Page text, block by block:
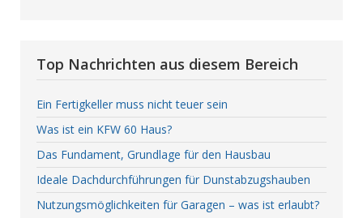
Top Nachrichten aus diesem Bereich
Ein Fertigkeller muss nicht teuer sein
Was ist ein KFW 60 Haus?
Das Fundament, Grundlage für den Hausbau
Ideale Dachdurchführungen für Dunstabzugshauben
Nutzungsmöglichkeiten für Garagen – was ist erlaubt?